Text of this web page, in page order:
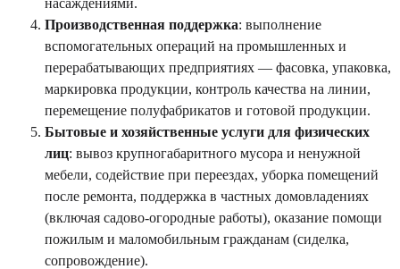
Производственная поддержка: выполнение
вспомогательных операций на промышленных и
перерабатывающих предприятиях — фасовка, упаковка,
маркировка продукции, контроль качества на линии,
перемещение полуфабрикатов и готовой продукции.
Бытовые и хозяйственные услуги для физических
лиц: вывоз крупногабаритного мусора и ненужной
мебели, содействие при переездах, уборка помещений
после ремонта, поддержка в частных домовладениях
(включая садово-огородные работы), оказание помощи
пожилым и маломобильным гражданам (сиделка,
сопровождение).